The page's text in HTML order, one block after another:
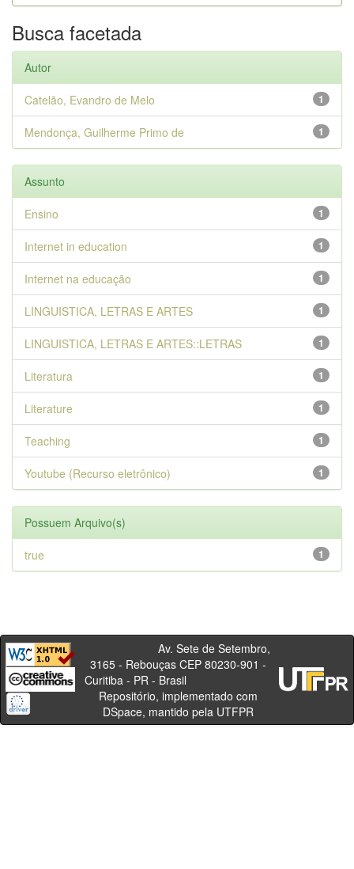
Busca facetada
Autor
1
Catelão, Evandro de Melo
1
Mendonça, Guilherme Primo de
Assunto
1
Ensino
1
Internet in education
1
Internet na educação
1
LINGUISTICA, LETRAS E ARTES
1
LINGUISTICA, LETRAS E ARTES::LETRAS
1
Literatura
1
Literature
1
Teaching
1
Youtube (Recurso eletrônico)
Possuem Arquivo(s)
1
true
Av. Sete de Setembro,
3165 - Rebouças CEP 80230-901 -
Curitiba - PR - Brasil
Repositório, implementado com
DSpace, mantido pela UTFPR